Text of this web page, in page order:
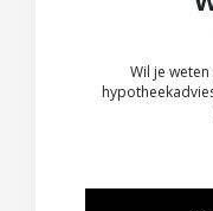
Wil je